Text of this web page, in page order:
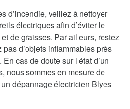
d’incendie, veillez à nettoyer
électriques afin d’éviter le
de graisses. Par ailleurs, restez
pas d’objets inflammables près
cas de doute sur l’état d’un
nous sommes en mesure de
dépannage électricien Blyes